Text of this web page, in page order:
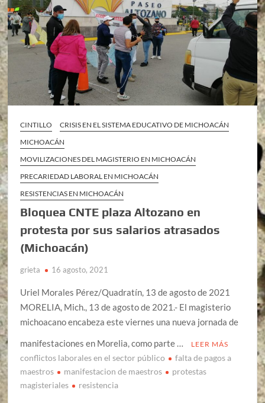
CINTILLO
CRISIS EN EL SISTEMA EDUCATIVO DE MICHOACÁN
MICHOACÁN
MOVILIZACIONES DEL MAGISTERIO EN MICHOACÁN
PRECARIEDAD LABORAL EN MICHOACÁN
RESISTENCIAS EN MICHOACÁN
Bloquea CNTE plaza Altozano en
protesta por sus salarios atrasados
(Michoacán)
grieta 16 agosto, 2021
Uriel Morales Pérez/Quadratín, 13 de agosto de 2021
MORELIA, Mich., 13 de agosto de 2021.- El magisterio
michoacano encabeza este viernes una nueva jornada de
manifestaciones en Morelia, como parte …
LEER MÁS
conflictos laborales en el sector público
falta de pagos a
maestros
manifestacion de maestros
protestas
magisteriales
resistencia